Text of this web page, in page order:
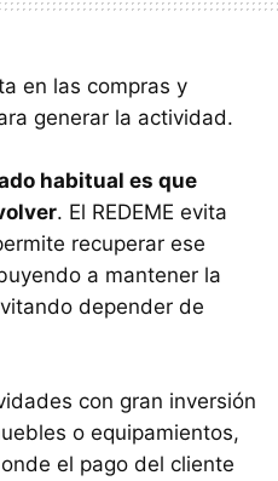
en las compras y
generar la actividad.
habitual es que
. El REDEME evita
recuperar ese
a mantener la
depender de
con gran inversión
o equipamientos,
el pago del cliente